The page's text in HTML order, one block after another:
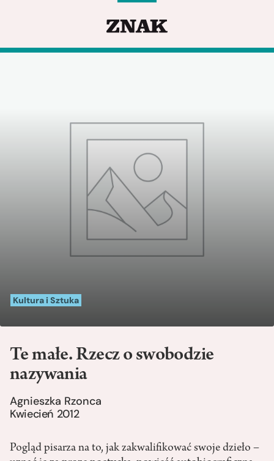
Kultura i Sztuka
Te małe. Rzecz o swobodzie
nazywania
Agnieszka Rzonca
Kwiecień 2012
Pogląd pisarza na to, jak zakwalifikować swoje dzieło –